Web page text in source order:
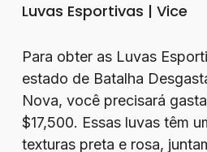
Luvas Esportivas | Vice
Para obter as Luvas
estado de Batalha
Nova, você precisará
$17,500. Essas luvas têm
texturas preta e rosa,